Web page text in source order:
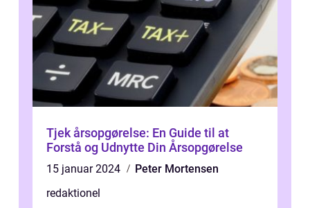
Tjek årsopgørelse: En Guide til at
Forstå og Udnytte Din Årsopgørelse
15 januar 2024
Peter Mortensen
redaktionel